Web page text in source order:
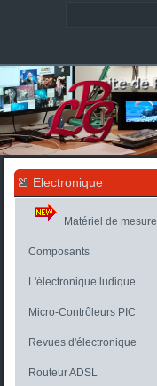
Electronique
Matériel de mesure
Composants
L'électronique ludique
Micro-Contrôleurs PIC
Revues d'électronique
Routeur ADSL